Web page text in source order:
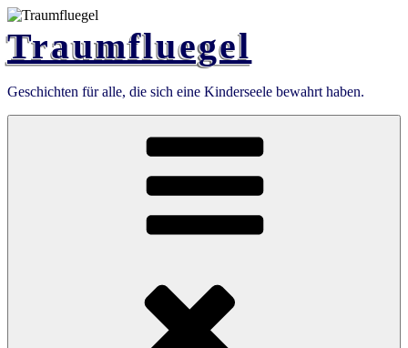
Zum
springen
Traumfluegel
Geschichten für alle, die sich eine Kinderseele bewahrt haben.